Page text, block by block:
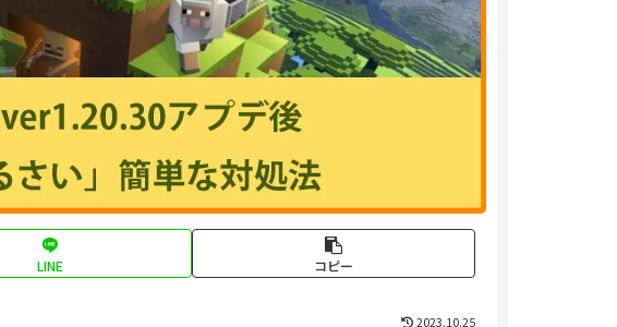
LINE コピー
2023.10.25